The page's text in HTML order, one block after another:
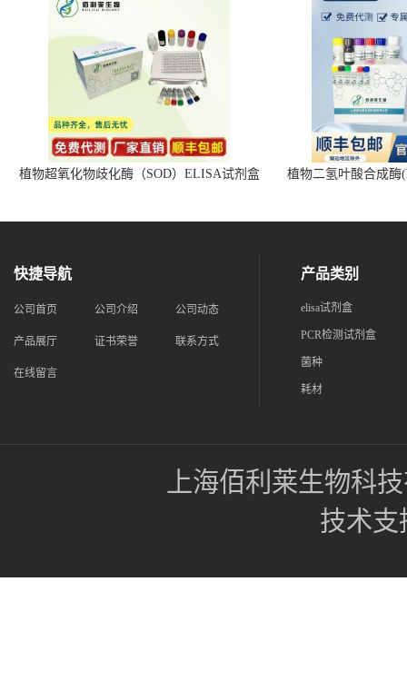
植物超氧化物歧化酶（SOD）ELISA试剂盒 植物二氢叶酸合成酶
快捷导航
公司首页 公司介绍 公司动态
产品展厅 证书荣誉 联系方式
在线留言
产品类别
elisa试剂盒
PCR检测试剂盒
菌种
耗材
上海佰利莱生物科
技术